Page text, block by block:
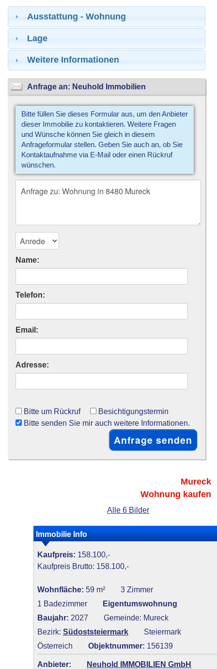
Ausstattung - Wohnung
Lage
Weitere Informationen
Anfrage an: Neuhold Immobilien
Bitte füllen Sie dieses Formular aus, um den Anbieter
dieser Immobilie zu kontaktieren. Weitere Fragen
und Wünsche können Sie gleich in diesem
Anfrageformular stellen. Geben Sie auch an, ob Sie
Kontaktaufnahme via E-Mail oder einen Rückruf
wünschen.
Name:
Telefon:
Email:
Adresse:
Bitte um Rückruf
Besichtigungstermin
Bitte senden Sie mir auch weitere Informationen.
Mureck
Wohnung kaufen
Alle 6 Bilder
Immobilie Info
Kaufpreis: 158.100,-
Kaufpreis Brutto: 158.100,-
Wohnfläche: 59 m²
3 Zimmer
1 Badezimmer
Eigentumswohnung
Baujahr: 2027
Gemeinde: Mureck
Bezirk: Südoststeiermark
Steiermark
Österreich
Objektnummer: 156139
Anbieter:
Neuhold IMMOBILIEN GmbH